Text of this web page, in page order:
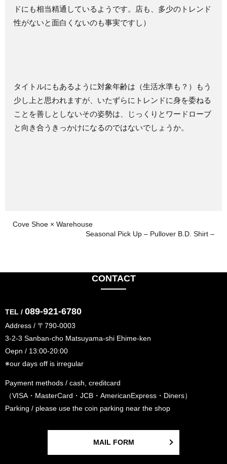
ドにも相当精通しているようです。店も、多少のトレンド
性がないと面白くないのも事実ですし）
タイトルにもあるように対象年齢は（生活水準も？）もう
少し上と思われますが、いたずらにトレンドに身を委ねる
ことを善しとしないその姿勢は、じっくりとワードローブ
と向き合うきっかけになるのではないでしょうか。
Cove Shoe × Warehouse
Seasonal Pick Up – Pullover B.D. Shirt –
CONTACT
TEL / 089-921-6780
Address / 〒790-0003
3-2-3 Sanban-cho Matsuyama-shi Ehime-ken
Oepn / 13:00-20:00
※our days off is irregular
Payment methods / cash, creditcard
（VISA・MasterCard・JCB・AmericanExpress・Diners）
Parking / please use the coin parking near the shop
MAIL FORM